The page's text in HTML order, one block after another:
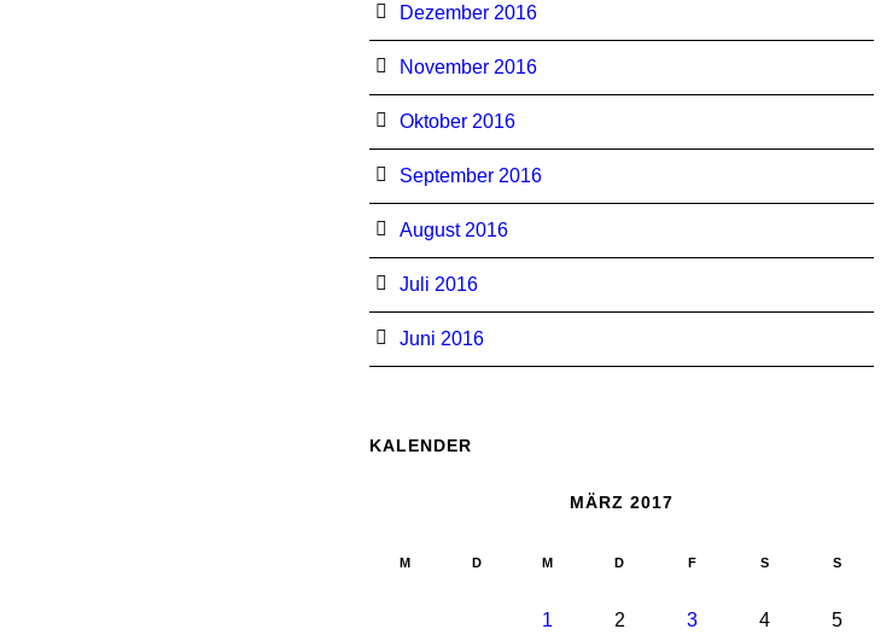
Dezember 2016
November 2016
Oktober 2016
September 2016
August 2016
Juli 2016
Juni 2016
KALENDER
MÄRZ 2017
M D M D F S S
1 2 3 4 5